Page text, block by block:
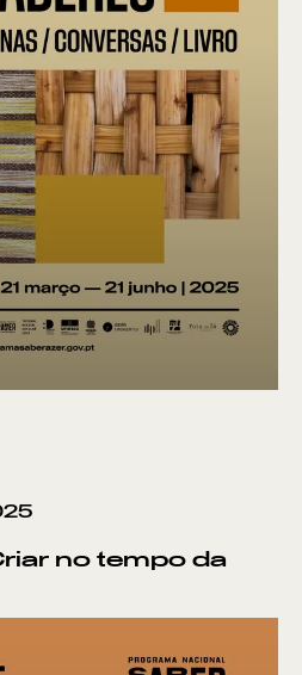
no tempo da